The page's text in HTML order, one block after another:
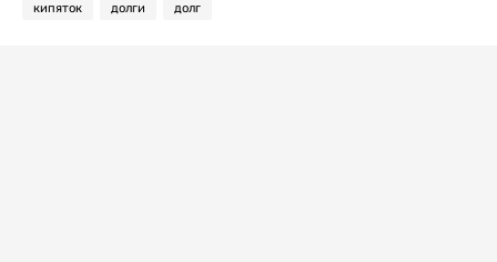
кипяток долги долг